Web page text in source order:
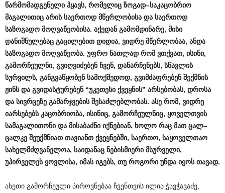
წარმომადგენელი ჰყავს, რომელიც ზოგად–საკაცობრიო
მაგალითიც არის საერთოდ მწერლობისა და საერთოდ
საზოგადო მოღვაწეობისა. აქედან გამომდინარე, მისი
დანიშნულებაც გაცილებით დიდია, ვიდრე მწერლობაა, ანდა
საზოგადო მოღვაწეობა. უფრო ნათლად რომ ვთქვათ, ისინი,
გამორჩეულნი, გვიღვიძებენ ჩვენ, დანარჩენებს, სწავლის
სურვილს, განგვაწყობენ სამოქმედოდ, გვიმძაფრებენ შექმნის
ჟინს და გვიდასტურებენ“უკეთესი ქვეყნის” არსებობას, დროსა
და სივრცეზე გამარჯვების შესაძლებლობას. ასე რომ, ვიდრე
იარსებებს კაცობრიობა, ისინიც, გამორჩეულნიც, ყოველთვის
სამაგალითონი და მისაბაძნი იქნებიან. ხოლო რაც მათ ცალ–
ცალკე შეუქმნიათ თავიანთ ქვეყნებში, საერთო, საყოველთაო
სახელმძღვანელოა, საიდანაც ნებისმიერი მსურველი,
უპირველეს ყოვლისა, იმას იგებს, თუ როგორი უნდა იყოს თავად.
ასეთი გამორჩეული პიროვნებაა ჩვენთვის ილია ჭავჭავაძე,